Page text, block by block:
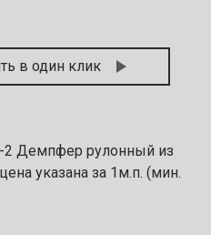
в один клик
2 Демпфер рулонный из
указана за 1м.п. (мин.